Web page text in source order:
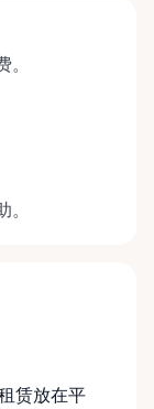
赁放在平